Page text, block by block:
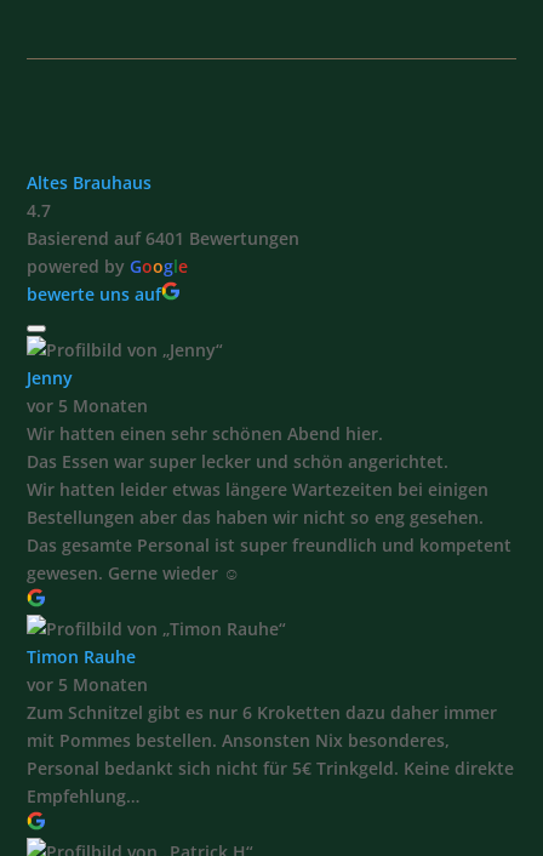
Altes Brauhaus
4.7
Basierend auf 6401 Bewertungen
powered byGoogle
bewerte uns auf
Jenny
vor 5 Monaten
Wir hatten einen sehr schönen Abend hier.
Das Essen war super lecker und schön angerichtet.
Wir hatten leider etwas längere Wartezeiten bei einigen
Bestellungen aber das haben wir nicht so eng gesehen.
Das gesamte Personal ist super freundlich und kompetent
gewesen. Gerne wieder ☺️
Timon Rauhe
vor 5 Monaten
Zum Schnitzel gibt es nur 6 Kroketten dazu daher immer
mit Pommes bestellen. Ansonsten Nix besonderes,
Personal bedankt sich nicht für 5€ Trinkgeld. Keine direkte
Empfehlung…